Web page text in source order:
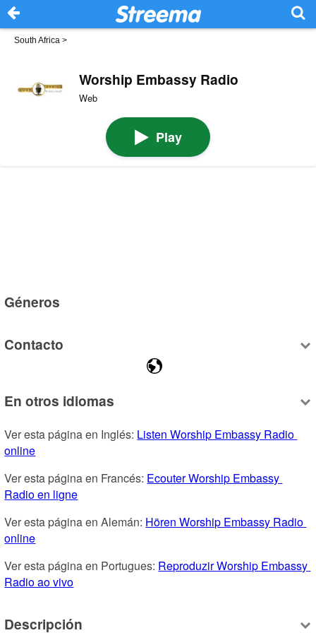
South Africa >
Worship Embassy Radio
Web
Play
Géneros
Contacto
En otros idiomas
Ver esta página en Inglés: Listen Worship Embassy Radio
online
Ver esta página en Francés: Ecouter Worship Embassy
Radio en ligne
Ver esta página en Alemán: Hören Worship Embassy Radio
online
Ver esta página en Portugues: Reproduzir Worship Embassy
Radio ao vivo
Descripción